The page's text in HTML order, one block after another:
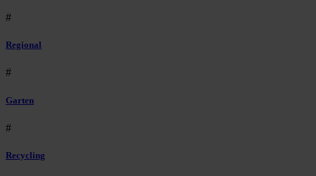
#
Regional
#
Garten
#
Recycling